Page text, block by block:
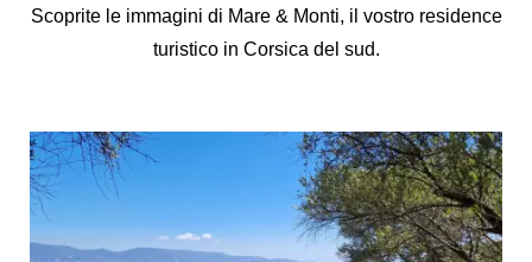
Scoprite le immagini di Mare & Monti, il vostro residence
turistico in Corsica del sud.